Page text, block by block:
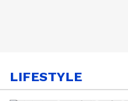
LIFESTYLE